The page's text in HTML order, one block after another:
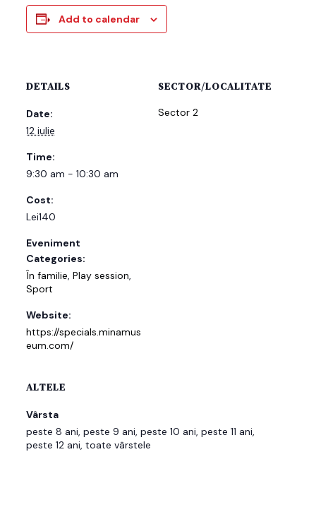
Add to calendar
DETAILS
Date:
12 iulie
Time:
9:30 am - 10:30 am
Cost:
Lei140
Eveniment
Categories:
În familie, Play session,
Sport
Website:
https://specials.minamus
eum.com/
SECTOR/LOCALITATE
Sector 2
ALTELE
Vârsta
peste 8 ani, peste 9 ani, peste 10 ani, peste 11 ani,
peste 12 ani, toate vârstele